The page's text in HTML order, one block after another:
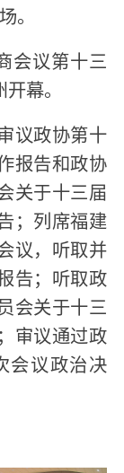
。
会议第十三
幕。
议政协第十
报告和政协
关于十三届
；列席福建
议，听取并
告；听取政
会关于十三
审议通过政
会议政治决